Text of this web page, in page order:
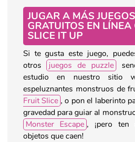
JUGAR A MÁS JUEGOS
GRATUITOS EN LÍNEA
SLICE IT UP
Si te gusta este juego,
otros
juegos de puzzle
estudio en nuestro sitio
espeluznantes monstruos de
Fruit Slice , o pon el laberinto
gravedad para guiar al
Monster Escape , ¡pero ten
objetos que caen!